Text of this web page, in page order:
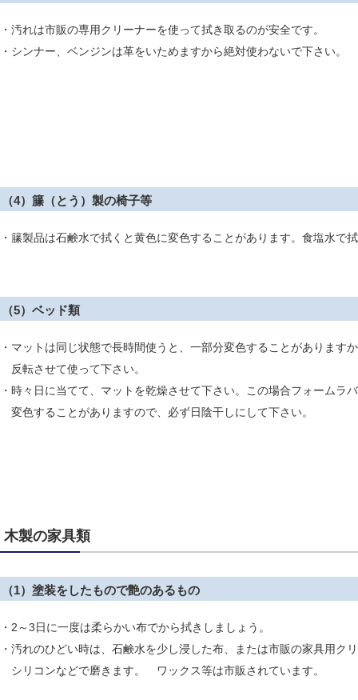
・汚れは市販の専用クリーナーを使って拭き取るのが安全です。
・シンナー、ベンジンは革をいためますから絶対使わないで下さい。
（4）籘（とう）製の椅子等
・籘製品は石鹸水で拭くと黄色に変色することがあります。食塩水で
（5）ベッド類
・マットは同じ状態で長時間使うと、一部分変色することがあります
反転させて使って下さい。
・時々日に当てて、マットを乾燥させて下さい。この場合フォームラ
変色することがありますので、必ず日陰干しにして下さい。
木製の家具類
（1）塗装をしたもので艶のあるもの
・2～3日に一度は柔らかい布でから拭きしましょう。
・汚れのひどい時は、石鹸水を少し浸した布、または市販の家具用ク
シリコンなどで磨きます。 ワックス等は市販されています。